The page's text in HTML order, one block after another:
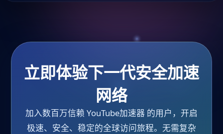
立即体验下一代安全加速
网络
加入数百万信赖 YouTube加速器 的用户，开启
极速、安全、稳定的全球访问旅程。无需复杂